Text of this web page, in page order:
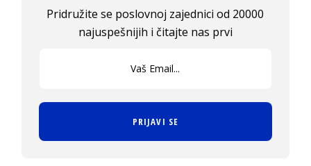
Pridružite se poslovnoj zajednici od 20000
najuspešnijih i čitajte nas prvi
PRIJAVI SE